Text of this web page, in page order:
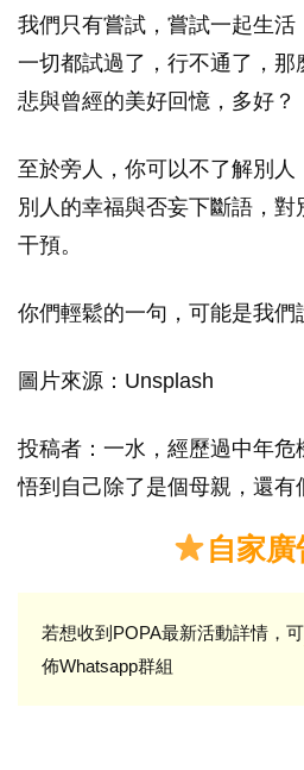
我們只有嘗試，嘗試一起生活
一切都試過了，行不通了，
悲與曾經的美好回憶，多好？
至於旁人，你可以不了解別
別人的幸福與否妄下斷語，
干預。
你們輕鬆的一句，可能是我們
圖片來源：Unsplash
投稿者：一水，經歷過中年危
悟到自己除了是個母親，還有
自家廣
若想收到POPA最新活動詳情，可
佈Whatsapp群組